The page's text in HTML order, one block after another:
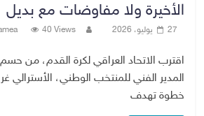
الأخيرة ولا مفاوضات مع بديل
27 يوليو، 2026 40 Views
اقترب الاتحاد العراقي لكرة القدم، من
المدير الفني للمنتخب الوطني، الأسترالي
خطوة تهدف